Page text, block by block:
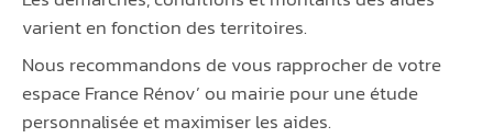
varient en fonction des territoires.
Nous recommandons de vous rapprocher de votre
espace France Rénov’ ou mairie pour une étude
personnalisée et maximiser les aides.